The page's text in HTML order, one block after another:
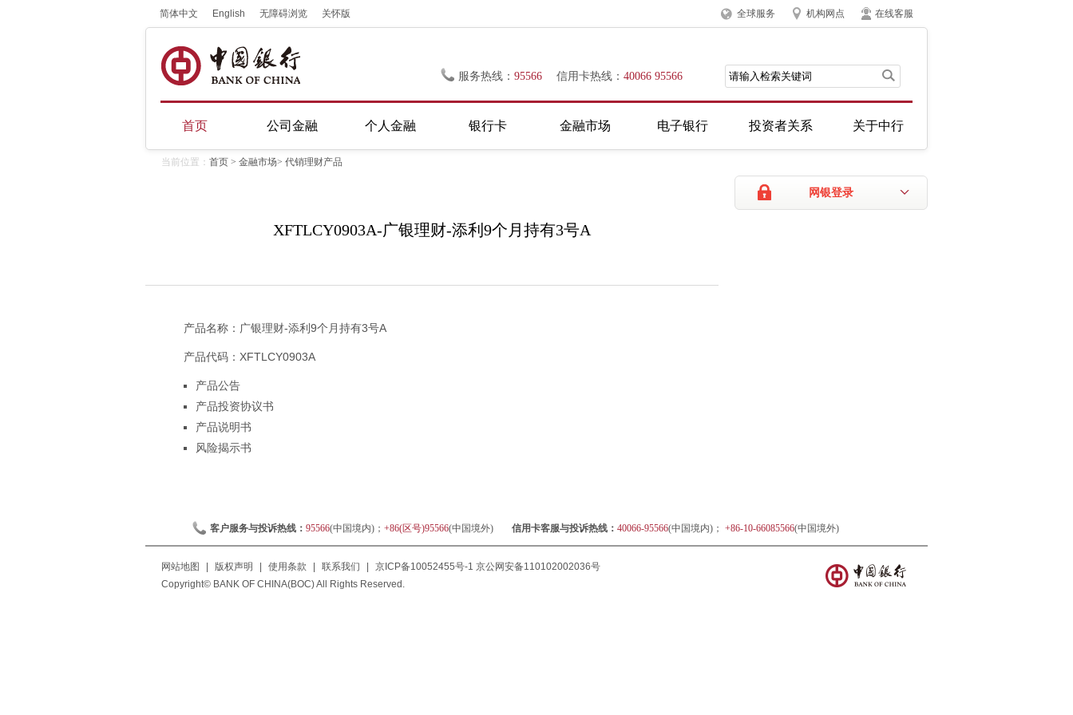
简体中文 English 无障碍浏览 关怀版 全球服务 机构网点 在线客服
服务热线： 95566 信用卡热线： 40066 95566
首页 公司金融 个人金融 银行卡 金融市场 电子银行 投资者关系 关于中行
当前位置： 首页 > 金融市场> 代销理财产品
网银登录
XFTLCY0903A-广银理财-添利9个月持有3号A
产品名称：广银理财-添利9个月持有3号A
产品代码：XFTLCY0903A
产品公告
产品投资协议书
产品说明书
风险揭示书
客户服务与投诉热线： 95566(中国境内)； +86(区号)95566(中国境外) 信用卡客服与投诉热线： 40066-95566(中国境内)； +86-10-66085566(中国境外)
网站地图 版权声明 使用条款 联系我们 京ICP备10052455号-1 京公网安备110102002036号
Copyright© BANK OF CHINA(BOC) All Rights Reserved.